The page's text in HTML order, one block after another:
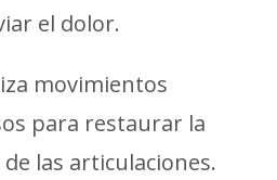
el dolor.
movimientos
para restaurar la
las articulaciones.